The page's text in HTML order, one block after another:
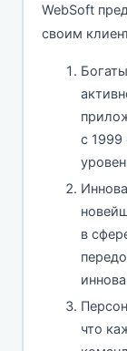
WebSoft
своим
с 1999
в
что